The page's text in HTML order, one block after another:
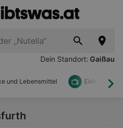
Dein Standort: Gaißau
und Lebensmittel Elektronik